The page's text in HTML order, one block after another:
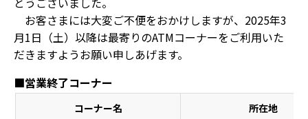
お客さまには大変ご不便をおかけしますが、2025年3
月1日（土）以降は最寄りのATMコーナーをご利用いた
だきますようお願い申しあげます。
■営業終了コーナー
コーナー名 所在地